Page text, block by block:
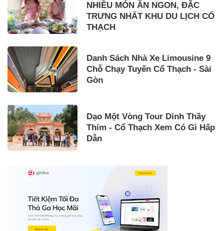
NHIỀU MÓN ĂN NGON, ĐẶC
TRƯNG NHẤT KHU DU LỊCH CỔ
THẠCH
Danh Sách Nhà Xe Limousine 9
Chỗ Chạy Tuyến Cổ Thạch - Sài
Gòn
Dạo Một Vòng Tour Dinh Thầy
Thím - Cổ Thạch Xem Có Gì Hấp
Dẫn